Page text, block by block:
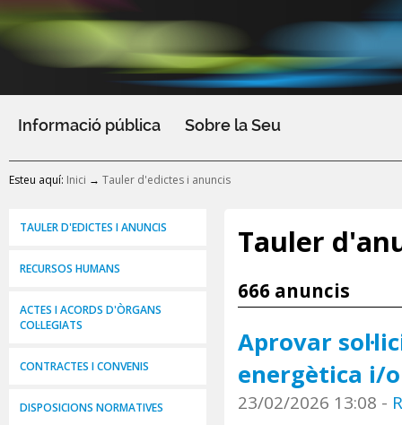
Informació pública Sobre la Seu
Esteu aquí: Inici → Tauler d'edictes i anuncis
TAULER D'EDICTES I ANUNCIS
RECURSOS HUMANS
ACTES I ACORDS D'ÒRGANS
COL·LEGIATS
CONTRACTES I CONVENIS
DISPOSICIONS NORMATIVES
Tauler
666 anuncis
Aprovar
energètica i/
23/02/2026 13:08 -